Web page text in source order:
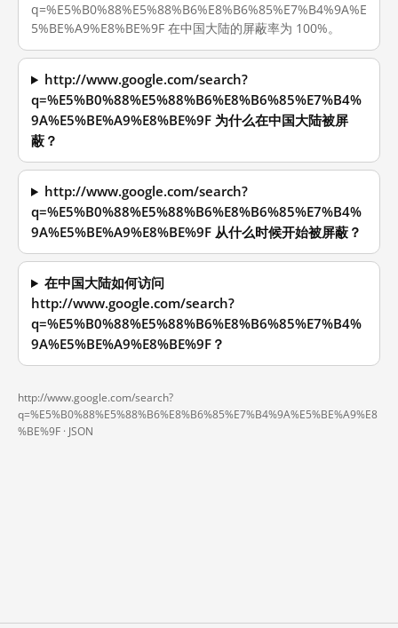
q=%E5%B0%88%E5%88%B6%E8%B6%85%E7%B4%9A%E
5%BE%A9%E8%BE%9F 在中国大陆的屏蔽率为 100%。
http://www.google.com/search?
q=%E5%B0%88%E5%88%B6%E8%B6%85%E7%B4%
9A%E5%BE%A9%E8%BE%9F 为什么在中国大陆被屏
蔽？
http://www.google.com/search?
q=%E5%B0%88%E5%88%B6%E8%B6%85%E7%B4%
9A%E5%BE%A9%E8%BE%9F 从什么时候开始被屏蔽？
在中国大陆如何访问
http://www.google.com/search?
q=%E5%B0%88%E5%88%B6%E8%B6%85%E7%B4%
9A%E5%BE%A9%E8%BE%9F？
http://www.google.com/search?
q=%E5%B0%88%E5%88%B6%E8%B6%85%E7%B4%9A%E5%BE%A9%E8
%BE%9F · JSON